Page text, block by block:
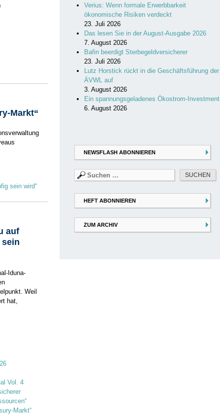
Markt“
sein wird“
auf
Iduna-
Weil
hat,
Vol. 4
Markt“
Verius: Wenn formale Erwerbbarkeit
ökonomische Risiken verdeckt
23. Juli 2026
Das lesen Sie in der August-Ausgabe 2026
7. August 2026
Bafin beerdigt Sterbegeldversicherer
23. Juli 2026
Lutz Horstick rückt in die Geschäftsführung der
ÄVWL auf
3. August 2026
Ein spannungsgeladenes Ökostrom-Investment
6. August 2026
NEWSFLASH ABONNIEREN
Suchen
nach:
HEFT ABONNIEREN
ZUM ARCHIV